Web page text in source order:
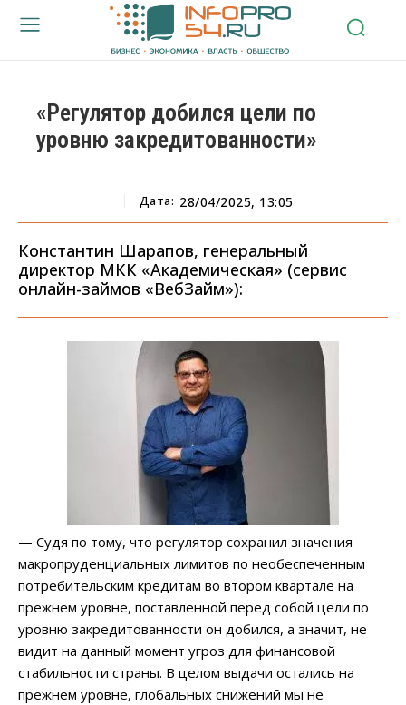
«Регулятор добился цели по
уровню закредитованности»
Дата: 28/04/2025, 13:05
Константин Шарапов, генеральный
директор МКК «Академическая» (сервис
онлайн-займов «ВебЗайм»):
— Судя по тому, что регулятор сохранил значения
макропруденциальных лимитов по необеспеченным
потребительским кредитам во втором квартале на
прежнем уровне, поставленной перед собой цели по
уровню закредитованности он добился, а значит, не
видит на данный момент угроз для финансовой
стабильности страны. В целом выдачи остались на
прежнем уровне, глобальных снижений мы не